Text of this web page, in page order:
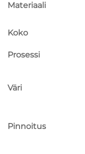
Materiaali
Koko
Prosessi
Väri
Pinnoitus